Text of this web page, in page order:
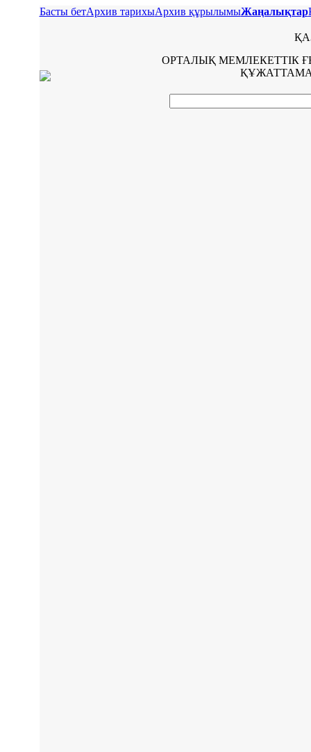
Басты бетАрхив тарихыАрхив құрылымыЖаңалықтар
ОРТАЛЫҚ МЕМЛЕКЕТТІК